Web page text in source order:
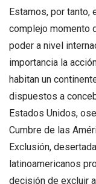
Estamos, por tanto,
complejo momento
poder a nivel
importancia la
habitan un
dispuestos a
Estados Unidos,
Cumbre de las
Exclusión,
latinoamericanos
decisión de excluir